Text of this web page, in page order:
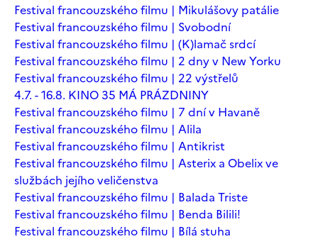
Festival francouzského filmu | Mikulášovy patálie
Festival francouzského filmu | Svobodní
Festival francouzského filmu | (K)lamač srdcí
Festival francouzského filmu | 2 dny v New Yorku
Festival francouzského filmu | 22 výstřelů
4.7. - 16.8. KINO 35 MÁ PRÁZDNINY
Festival francouzského filmu | 7 dní v Havaně
Festival francouzského filmu | Alila
Festival francouzského filmu | Antikrist
Festival francouzského filmu | Asterix a Obelix ve
službách jejího veličenstva
Festival francouzského filmu | Balada Triste
Festival francouzského filmu | Benda Bilili!
Festival francouzského filmu | Bílá stuha